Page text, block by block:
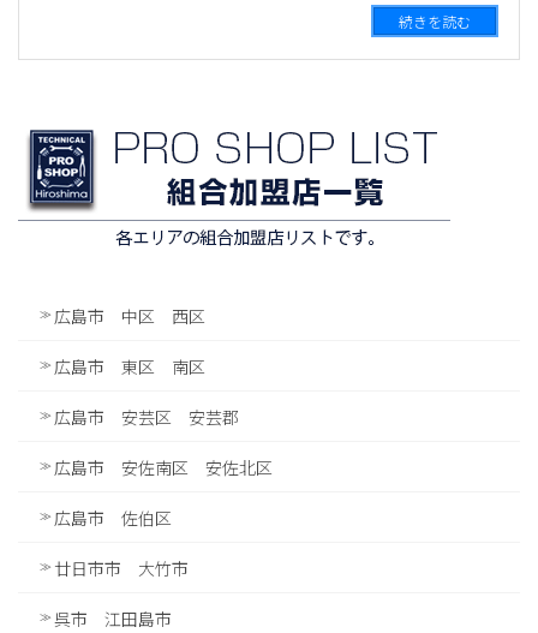
続きを読む
広島市 中区 西区
広島市 東区 南区
広島市 安芸区 安芸郡
広島市 安佐南区 安佐北区
広島市 佐伯区
廿日市市 大竹市
呉市 江田島市